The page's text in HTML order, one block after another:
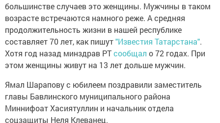
большинстве случаев это женщины. Мужчины в таком
возрасте встречаются намного реже. А средняя
продолжительность жизни в нашей республике
составляет 70 лет, как пишут"Известия Татарстана".
Хотя год назад минздрав РТсообщал о 72 годах. При
этом женщины живут на 13 лет дольше мужчин.
Ямал Шарапову с юбилеем поздравили заместитель
главы Бавлинского муниципального района
Миннифоат Хасиятуллин и начальник отдела
соцзащиты Неля Клеванец.